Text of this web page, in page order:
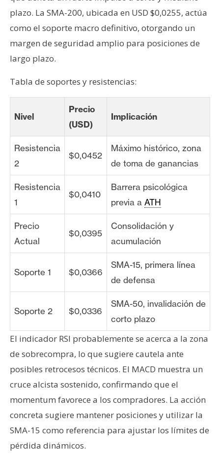
plazo. La SMA-200, ubicada en USD $0,0255, actúa
como el soporte macro definitivo, otorgando un
margen de seguridad amplio para posiciones de
largo plazo.
Tabla de soportes y resistencias:
Nivel
Precio
(USD)
Implicación
Resistencia
2
$0,0452
Máximo histórico, zona
de toma de ganancias
Resistencia
1
$0,0410
Barrera psicológica
previa a ATH
Precio
Actual
$0,0395
Consolidación y
acumulación
Soporte 1 $0,0366
SMA-15, primera línea
de defensa
Soporte 2 $0,0336
SMA-50, invalidación de
corto plazo
El indicador RSI probablemente se acerca a la zona
de sobrecompra, lo que sugiere cautela ante
posibles retrocesos técnicos. El MACD muestra un
cruce alcista sostenido, confirmando que el
momentum favorece a los compradores. La acción
concreta sugiere mantener posiciones y utilizar la
SMA-15 como referencia para ajustar los límites de
pérdida dinámicos.